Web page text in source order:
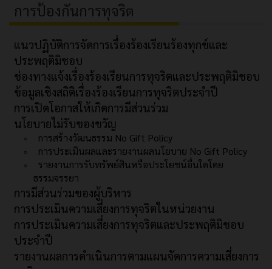
การป้องกันการทุจริต
แนวปฏิบัติการจัดการเรื่องร้องเรียนร้องทุกข์และ
ประพฤติมิชอบ
ช่องทางแจ้งเรื่องร้องเรียนการทุจริตและประพฤติมิชอบ
ข้อมูลเชิงสถิติเรื่องร้องเรียนการทุจริตประจำปี
การเปิดโอกาสให้เกิดการมีส่วนร่วม
นโยบายไม่รับของขวัญ
การสร้างวัฒนธรรม No Gift Policy
การประเมินผลและรายงานผลนโยบาย No Gift Policy
รายงานการรับทรัพย์สินหรือประโยชน์อื่นใดโดย
ธรรมจรรยา
การมีส่วนร่วมของผู้บริหาร
การประเมินความเสี่ยงการทุจริตในหน่วยงาน
การประเมินความเสี่ยงการทุจริตและประพฤติมิชอบ
ประจำปี
รายงานผลการดำเนินการตามแผนจัดการความเสี่ยงการ